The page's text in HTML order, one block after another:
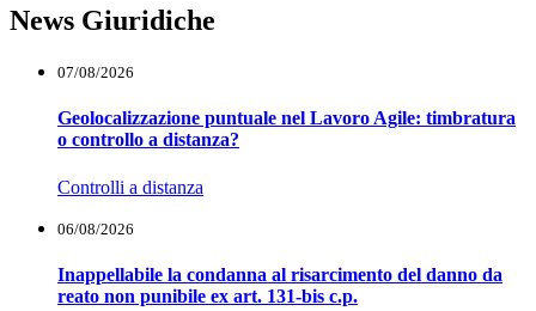
News Giuridiche
07/08/2026
Geolocalizzazione puntuale nel Lavoro Agile: timbratura
o controllo a distanza?
Controlli a distanza
06/08/2026
Inappellabile la condanna al risarcimento del danno da
reato non punibile ex art. 131-bis c.p.